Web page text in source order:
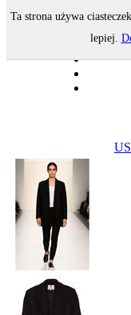
Ta strona używa
lepiej.